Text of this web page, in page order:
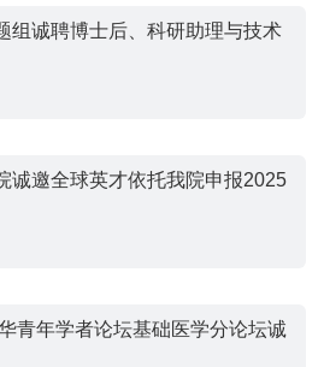
组诚聘博士后、科研助理与技术
诚邀全球英才依托我院申报2025
青年学者论坛基础医学分论坛诚